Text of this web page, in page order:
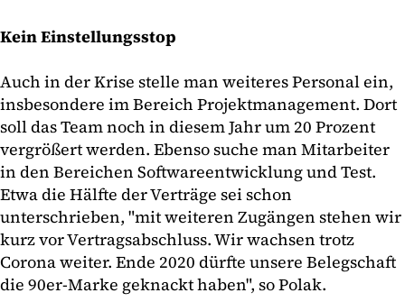
Kein Einstellungsstop
Auch in der Krise stelle man weiteres Personal ein,
insbesondere im Bereich Projektmanagement. Dort
soll das Team noch in diesem Jahr um 20 Prozent
vergrößert werden. Ebenso suche man Mitarbeiter
in den Bereichen Softwareentwicklung und Test.
Etwa die Hälfte der Verträge sei schon
unterschrieben, "mit weiteren Zugängen stehen wir
kurz vor Vertragsabschluss. Wir wachsen trotz
Corona weiter. Ende 2020 dürfte unsere Belegschaft
die 90er-Marke geknackt haben", so Polak.